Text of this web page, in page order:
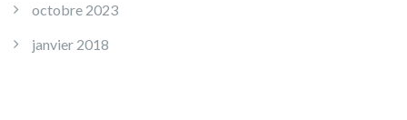
octobre 2023
janvier 2018